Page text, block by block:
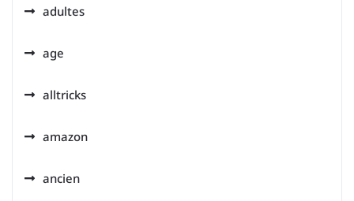
adultes
age
alltricks
amazon
ancien